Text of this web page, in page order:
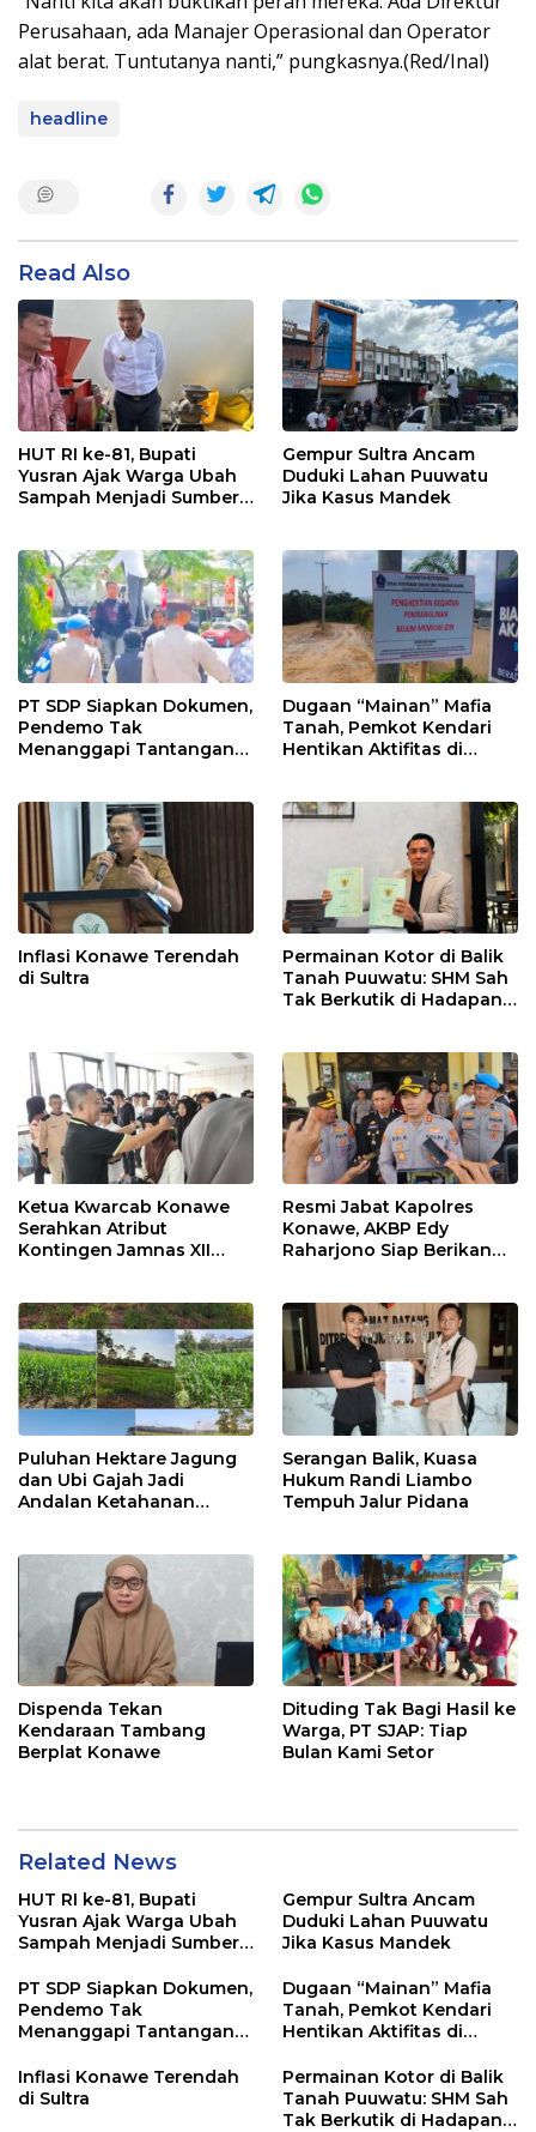
Perusahaan, ada Manajer Operasional dan Operator
alat berat. Tuntutanya nanti,” pungkasnya.(Red/Inal)
headline
Read Also
HUT RI ke-81, Bupati
Yusran Ajak Warga Ubah
Sampah Menjadi Sumber
Gempur Sultra Ancam
Duduki Lahan Puuwatu
Jika Kasus Mandek
PT SDP Siapkan Dokumen,
Pendemo Tak
Menanggapi Tantangan
Dugaan “Mainan” Mafia
Tanah, Pemkot Kendari
Hentikan Aktifitas di
Inflasi Konawe Terendah
di Sultra
Permainan Kotor di Balik
Tanah Puuwatu: SHM Sah
Tak Berkutik di Hadapan
Ketua Kwarcab Konawe
Serahkan Atribut
Kontingen Jamnas XII
Resmi Jabat Kapolres
Konawe, AKBP Edy
Raharjono Siap Berikan
Puluhan Hektare Jagung
dan Ubi Gajah Jadi
Andalan Ketahanan
Serangan Balik, Kuasa
Hukum Randi Liambo
Tempuh Jalur Pidana
Dispenda Tekan
Kendaraan Tambang
Berplat Konawe
Dituding Tak Bagi Hasil ke
Warga, PT SJAP: Tiap
Bulan Kami Setor
Related News
HUT RI ke-81, Bupati
Yusran Ajak Warga Ubah
Sampah Menjadi Sumber
Gempur Sultra Ancam
Duduki Lahan Puuwatu
Jika Kasus Mandek
PT SDP Siapkan Dokumen,
Pendemo Tak
Menanggapi Tantangan
Dugaan “Mainan” Mafia
Tanah, Pemkot Kendari
Hentikan Aktifitas di
Inflasi Konawe Terendah
di Sultra
Permainan Kotor di Balik
Tanah Puuwatu: SHM Sah
Tak Berkutik di Hadapan